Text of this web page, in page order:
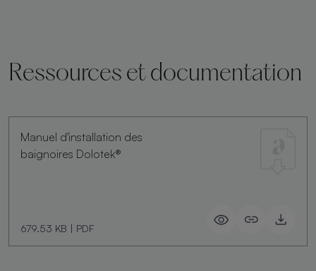
Ressources et documentation
Manuel d'installation des
baignoires Dolotek®
679.53 KB | PDF